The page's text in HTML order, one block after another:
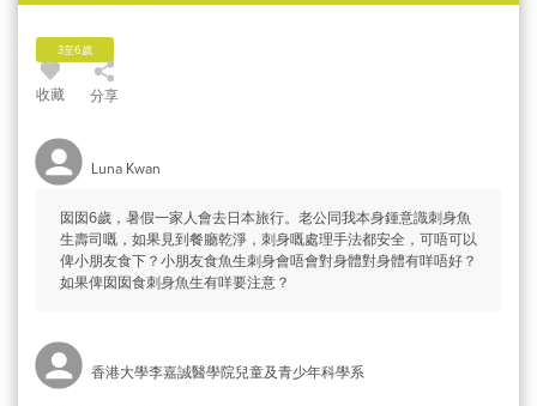
3至6歲
收藏 分享
Luna Kwan
囡囡6歲，暑假一家人會去日本旅行。老公同我本身鍾意識刺身魚
生壽司嘅，如果見到餐廳乾淨，刺身嘅處理手法都安全，可唔可以
俾小朋友食下？小朋友食魚生刺身會唔會對身體對身體有咩唔好？
如果俾囡囡食刺身魚生有咩要注意？
香港大學李嘉誠醫學院兒童及青少年科學系